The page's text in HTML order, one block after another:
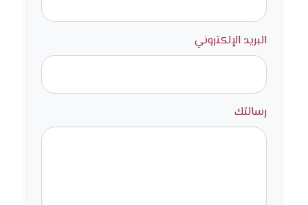
البريد الإلكتروني
رسالتك